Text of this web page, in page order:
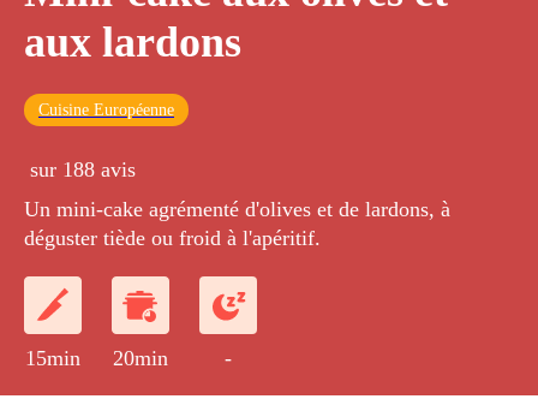
aux lardons
Cuisine Européenne
sur 188 avis
Un mini-cake agrémenté d'olives et de lardons, à
déguster tiède ou froid à l'apéritif.
15min 20min -